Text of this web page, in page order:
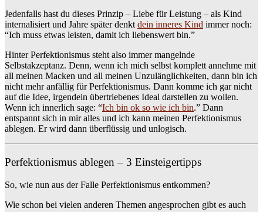
Jedenfalls hast du dieses Prinzip – Liebe für Leistung – als Kind
internalisiert und Jahre später denkt dein inneres Kind immer noch:
“Ich muss etwas leisten, damit ich liebenswert bin.”
Hinter Perfektionismus steht also immer mangelnde
Selbstakzeptanz. Denn, wenn ich mich selbst komplett annehme mit
all meinen Macken und all meinen Unzulänglichkeiten, dann bin ich
nicht mehr anfällig für Perfektionismus. Dann komme ich gar nicht
auf die Idee, irgendein übertriebenes Ideal darstellen zu wollen.
Wenn ich innerlich sage: “Ich bin ok so wie ich bin.” Dann
entspannt sich in mir alles und ich kann meinen Perfektionismus
ablegen. Er wird dann überflüssig und unlogisch.
Perfektionismus ablegen – 3 Einsteigertipps
So, wie nun aus der Falle Perfektionismus entkommen?
Wie schon bei vielen anderen Themen angesprochen gibt es auch